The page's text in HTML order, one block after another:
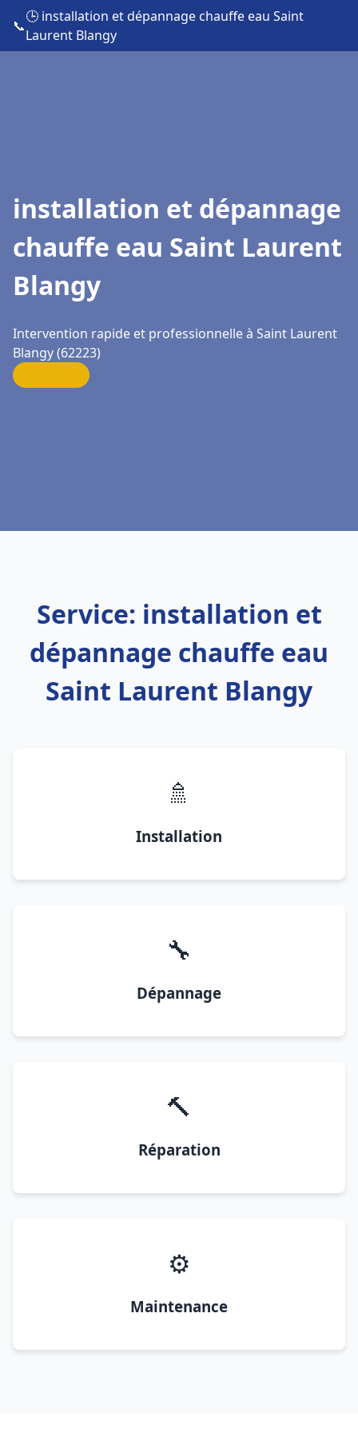
📞
🕒 installation et dépannage chauffe eau Saint
Laurent Blangy
installation et dépannage
chauffe eau Saint Laurent
Blangy
Intervention rapide et professionnelle à Saint Laurent
Blangy (62223)
Service: installation et
dépannage chauffe eau
Saint Laurent Blangy
🚿
Installation
🔧
Dépannage
🔨
Réparation
⚙️
Maintenance